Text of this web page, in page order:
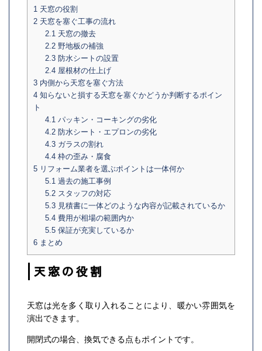
1 天窓の役割
2 天窓を塞ぐ工事の流れ
2.1天窓の撤去
2.2野地板の補強
2.3防水シートの設置
2.4屋根材の仕上げ
3 内側から天窓を塞ぐ方法
4 知らないと損する天窓を塞ぐかどうか判断するポイン
ト
4.1パッキン・コーキングの劣化
4.2防水シート・エプロンの劣化
4.3ガラスの割れ
4.4枠の歪み・腐食
5 リフォーム業者を選ぶポイントは一体何か
5.1過去の施工事例
5.2スタッフの対応
5.3見積書に一体どのような内容が記載されているか
5.4費用が相場の範囲内か
5.5保証が充実しているか
6 まとめ
天窓の役割
天窓は光を多く取り入れることにより、暖かい雰囲気を
演出できます。
開閉式の場合、換気できる点もポイントです。